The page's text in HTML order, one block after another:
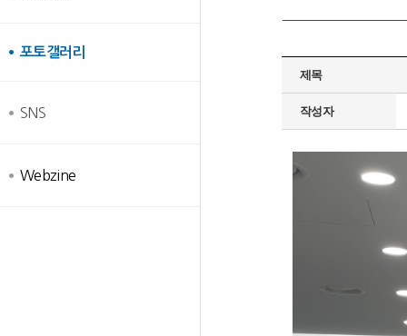
포토갤러리
SNS
Webzine
제목
작성자